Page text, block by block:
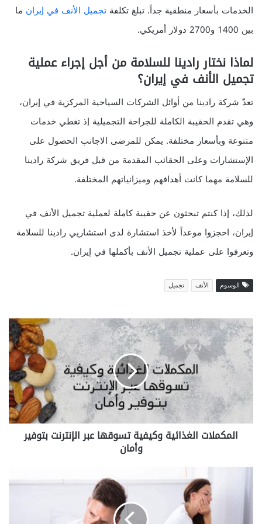
الخدمات بأسعار منطقية جداً. تبلغ تكلفة تجميل الأنف في إيران ما
بين 1400 و2700 دولار أمريكي.
لماذا نختار رادينا للسلامة من أجل إجراء عملية
تجميل الأنف في إيران؟
تعدّ شركة رادينا من أوائل الشركات السياحية المركزية في إيران،
وهي تقدم الحقيبة الكاملة للجراحة التجميلية إذ تغطي خدمات
متنوعة وبأسعار مختلفة. يمكن للمرضى الاجانب الحصول على
الإستشارات وعلى الحقائب المقدمة من قبل فريق شركة رادينا
للسلامة مهما كانت أهدافهم وميزانياتهم المختلفة.
لذلك، إذا كنتم تبحثون عن حقيبة كاملة لعملية تجميل الأنف في
إيران، احجزوا موعداً لأخذ استشارة لدى استشاريي رادينا للسلامة
وتعرفوا على عملية تجميل الأنف بأكملها في إيران.
الوسوم الأنف تجميل
المكملات
الغذائية
وكيفية
تسوقها
عبر
الإنترنت
بتوفير
المكملات الغذائية وكيفية تسوقها عبر الإنترنت بتوفير
وأمان
ضعف
الانتصاب
لدى